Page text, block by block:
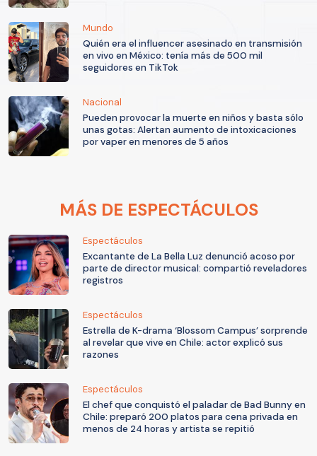
Mundo
Quién era el influencer asesinado en transmisión
en vivo en México: tenía más de 500 mil
seguidores en TikTok
Nacional
Pueden provocar la muerte en niños y basta sólo
unas gotas: Alertan aumento de intoxicaciones
por vaper en menores de 5 años
MÁS DE ESPECTÁCULOS
Espectáculos
Excantante de La Bella Luz denunció acoso por
parte de director musical: compartió reveladores
registros
Espectáculos
Estrella de K-drama ‘Blossom Campus’ sorprende
al revelar que vive en Chile: actor explicó sus
razones
Espectáculos
El chef que conquistó el paladar de Bad Bunny en
Chile: preparó 200 platos para cena privada en
menos de 24 horas y artista se repitió